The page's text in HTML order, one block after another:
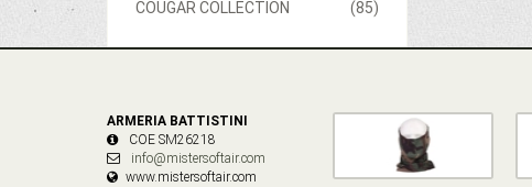
(85)
COUGAR COLLECTION
ARMERIA BATTISTINI
COE SM26218
info@mistersoftair.com
www.mistersoftair.com